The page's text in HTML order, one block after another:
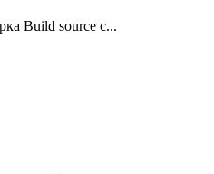
Build source c...